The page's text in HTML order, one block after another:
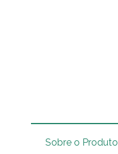
Sobre o Produto